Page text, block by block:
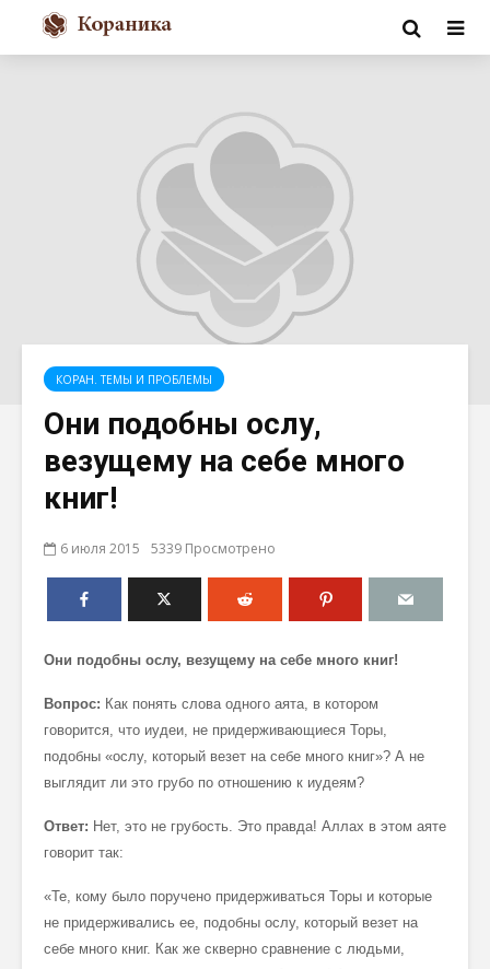
КОРАН. ТЕМЫ И ПРОБЛЕМЫ
Они подобны ослу,
везущему на себе много
книг!
6 июля 2015 5339 Просмотрено
Они подобны ослу, везущему на себе много книг!
Вопрос: Как понять слова одного аята, в котором
говорится, что иудеи, не придерживающиеся Торы,
подобны «ослу, который везет на себе много книг»? А не
выглядит ли это грубо по отношению к иудеям?
Ответ: Нет, это не грубость. Это правда! Аллах в этом аяте
говорит так:
«Те, кому было поручено придерживаться Торы и которые
не придерживались ее, подобны ослу, который везет на
себе много книг. Как же скверно сравнение с людьми,